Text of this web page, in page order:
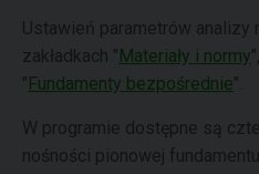
Ustawień parametrów analizy
zakładkach "Materiały i normy
"Fundamenty bezpośrednie".
W programie dostępne są
nośności pionowej